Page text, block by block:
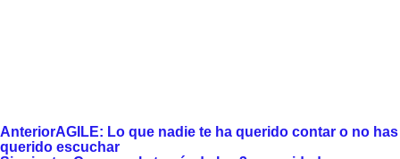
AnteriorAGILE: Lo que nadie te ha querido contar o no has
querido escuchar